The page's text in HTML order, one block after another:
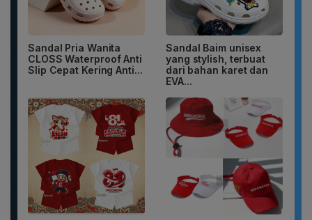
Sandal Pria Wanita
CLOSS Waterproof Anti
Slip Cepat Kering Anti...
Sandal Baim unisex
yang stylish, terbuat
dari bahan karet dan
EVA...